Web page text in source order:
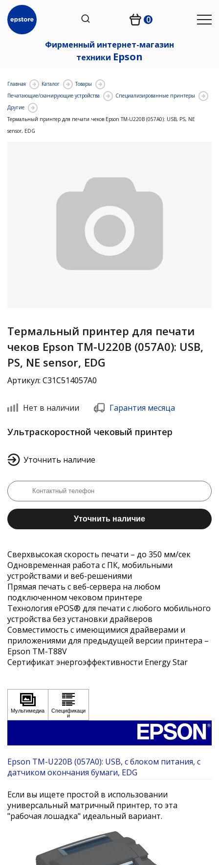
0
Фирменный интернет-магазин
техники Epson
Главная Каталог
Товары
Печатающие/сканирующие устройства
Специализированные принтеры
Другие
Термальный принтер для печати чеков Epson TM-U220B (057A0): USB, PS, NE
sensor, EDG
Термальный принтер для печати
чеков Epson TM-U220B (057A0): USB,
PS, NE sensor, EDG
Артикул: C31C514057A0
Нет в наличии Гарантия месяца
Ультраcкоростной чековый принтер
Уточнить наличие
Уточнить наличие
Сверхвысокая скорость печати – до 350 мм/сек
Одновременная работа с ПК, мобильными
устройствами и веб-решениями
Прямая печать с веб-сервера на любом
подключенном чековом принтере
Технология ePOS® для печати с любого мобильного
устройства без установки драйверов
Совместимость с имеющимися драйверами и
приложениями для предыдущей версии принтера –
Epson TM-T88V
Сертификат энергоэффективности Energy Star
Epson TM-U220B (057A0): USB, с блоком питания, с
датчиком окончания бумаги, EDG
Если вы ищете простой в использовании
универсальный матричный принтер, то эта
"рабочая лошадка" идеальный вариант.